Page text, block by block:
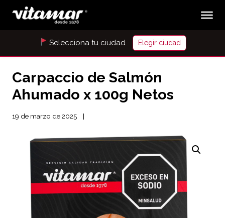
Selecciona tu ciudad Elegir ciudad
Carpaccio de Salmón
Ahumado x 100g Netos
19 de marzo de 2025